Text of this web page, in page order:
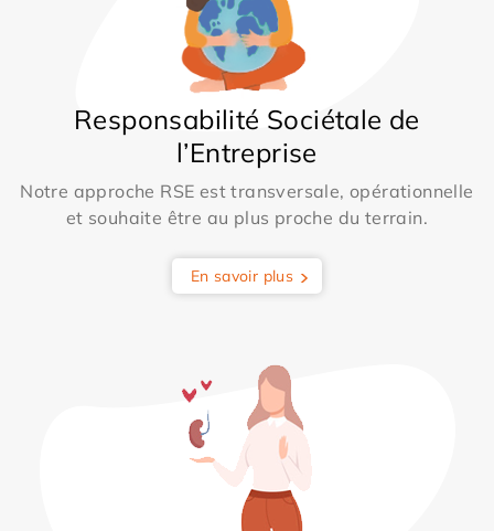
Responsabilité Sociétale de
l’Entreprise
Notre approche RSE est transversale, opérationnelle
et souhaite être au plus proche du terrain.
En savoir plus